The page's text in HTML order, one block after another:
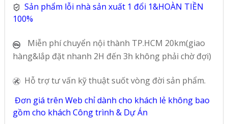
Sản phẩm lỗi nhà sản xuất 1 đổi 1&HOÀN TIỀN
100%
Miễn phí chuyển nội thành TP.HCM 20km(giao
hàng&lắp đặt nhanh 2H đến 3h không phải chờ đợi)
Hỗ trợ tư vấn kỹ thuật suốt vòng đời sản phẩm.
Đơn giá trên Web chỉ dành cho khách lẻ không bao
gồm cho khách Công trình & Dự Án